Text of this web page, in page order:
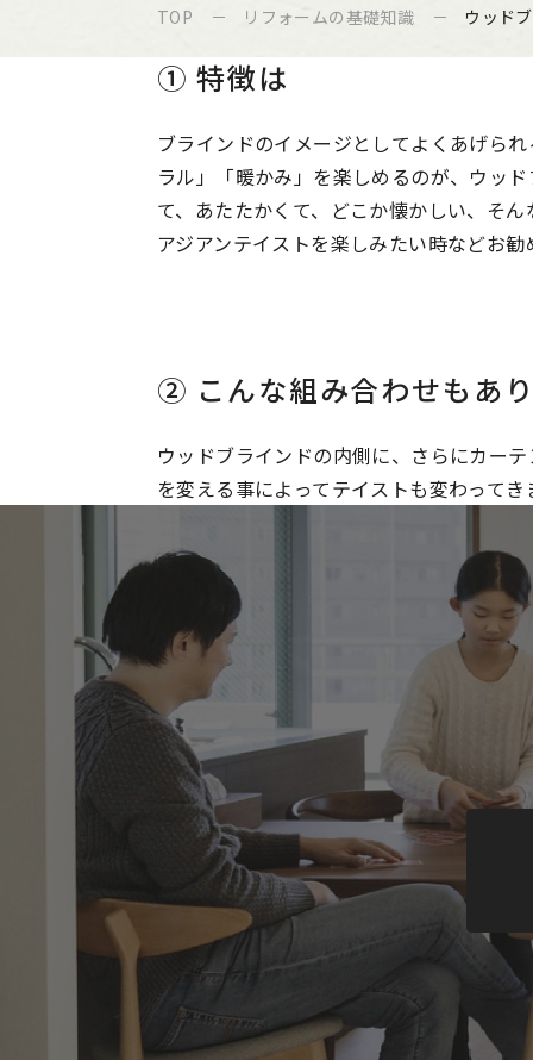
TOP リフォームの基礎知識 ウッド
① 特徴は
ブラインドのイメージとしてよくあげら
ラル」「暖かみ」を楽しめるのが、ウッ
て、あたたかくて、どこか懐かしい、そ
アジアンテイストを楽しみたい時などお
② こんな組み合わせもあ
ウッドブラインドの内側に、さらにカー
を変える事によってテイストも変わって